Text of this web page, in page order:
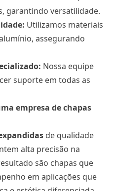
garantindo versatilidade.
Utilizamos materiais
assegurando
Nossa equipe
suporte em todas as
empresa de chapas
de qualidade
alta precisão na
são chapas que
em aplicações que